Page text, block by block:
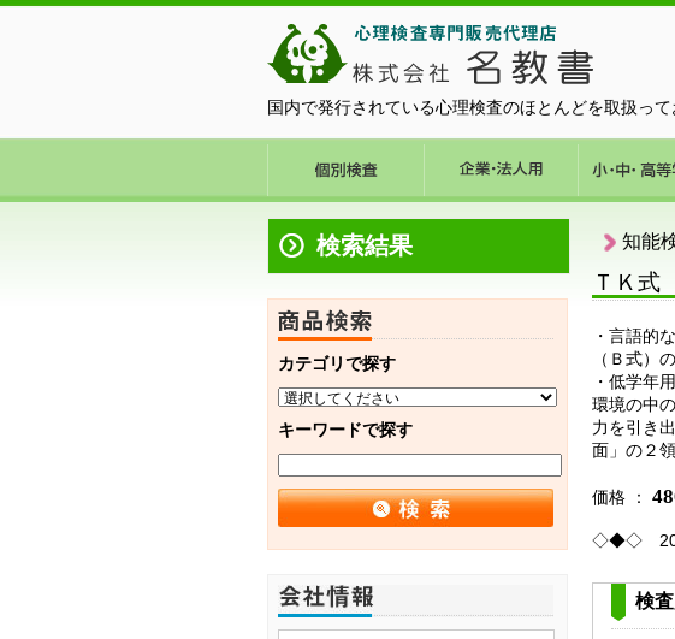
国内で発行されている心理検査のほとんどを取扱って
検索結果
カテゴリで探す
キーワードで探す
知能
ＴＫ式
・言語的
（Ｂ式）
・低学年
環境の中
力を引き
面」の２
価格 ：
◇◆◇
検